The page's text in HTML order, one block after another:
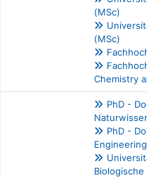
(MSc)
(MSc)
Chemistry
PhD -
PhD -
Engineering
Biologische